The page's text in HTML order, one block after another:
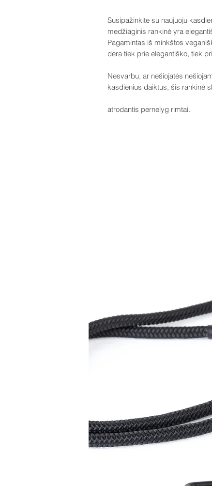
Susipažinkite su naujuoju
medžiaginis rankinė yra
Pagamintas iš minkštos
dera tiek prie elegantiško, tiek
Nesvarbu, ar nešiojatės
kasdienius daiktus, šis rankinė
atrodantis pernelyg rimtai.